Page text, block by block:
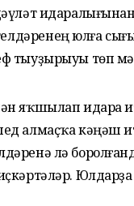
юлға
тыуҙырыуы төп
яҡшылап идара
алмаҫҡа кәңәш
лә